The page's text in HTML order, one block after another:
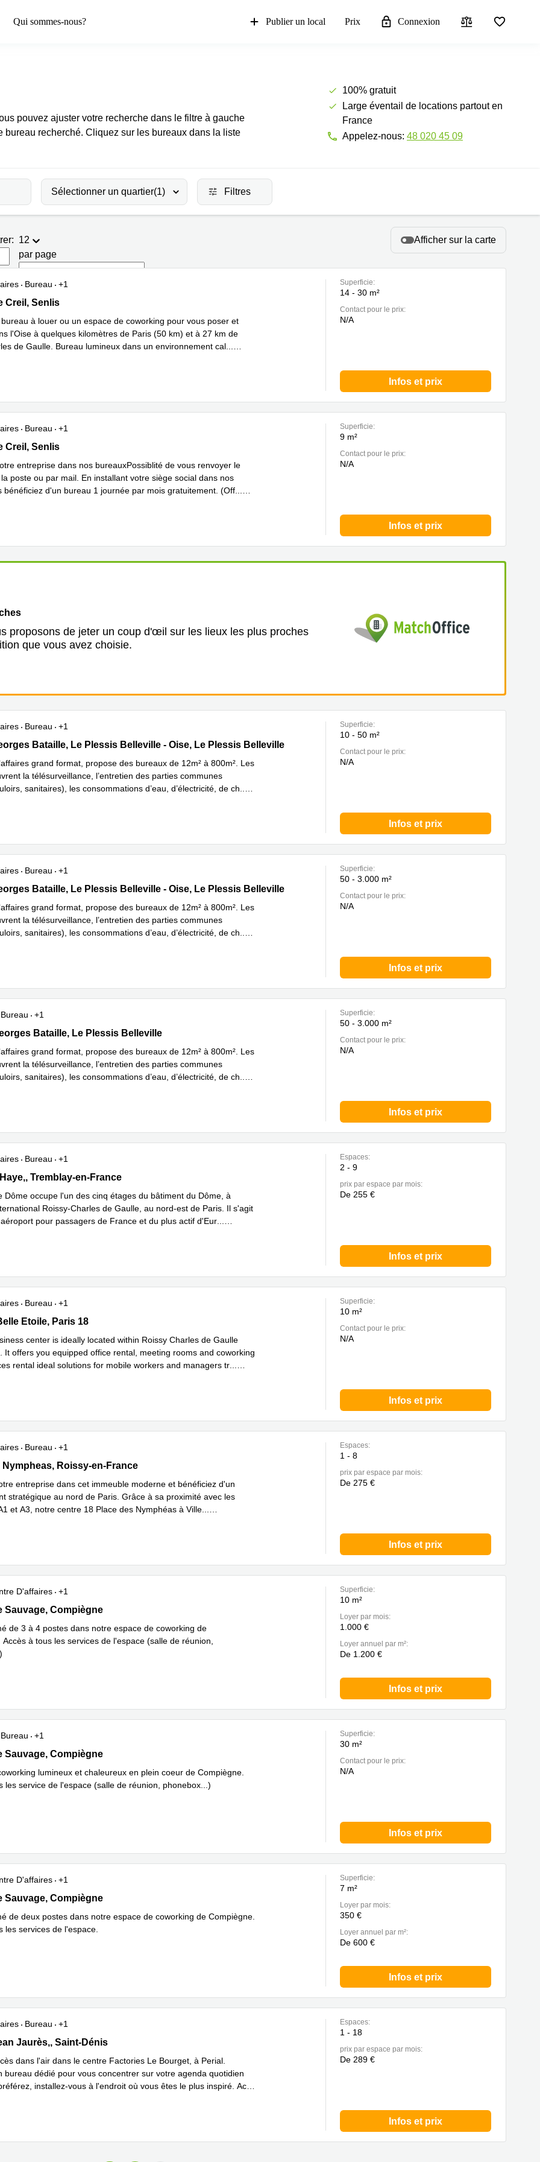
Qui sommes-nous? Publier un local Prix Connexion
pouvez ajuster votre recherche dans le filtre à gauche
recherché. Cliquez sur les bureaux dans la liste
100% gratuit
Large éventail de locations partout en
France
Appelez-nous: 48 020 45 09
Sélectionner un quartier(1) Filtres
12
par page
Afficher sur la carte
Bureau
+1
Creil, Senlis
Creil, Senlis
à louer ou un espace de coworking pour vous poser et
l'Oise à quelques kilomètres de Paris (50 km) et à 27 km de
de Gaulle. Bureau lumineux dans un environnement cal
Superficie:
14 - 30 m²
Contact pour le prix:
N/A
Infos et prix
Bureau
+1
Creil, Senlis
Creil, Senlis
entreprise dans nos bureauxPossiblité de vous renvoyer le
poste ou par mail. En installant votre siège social dans nos
bénéficiez d'un bureau 1 journée par mois gratuitement. (Off
Superficie:
9 m²
Contact pour le prix:
N/A
Infos et prix
proposons de jeter un coup d'œil sur les lieux les plus proches
que vous avez choisie.
Bureau
+1
Bataille, Le Plessis Belleville - Oise, Le Plessis Belleville
Bataille, Le Plessis Belleville - Oise, Le Plessis Belleville
grand format, propose des bureaux de 12m² à 800m². Les
la télésurveillance, l’entretien des parties communes
sanitaires), les consommations d’eau, d’électricité, de ch
Superficie:
10 - 50 m²
Contact pour le prix:
N/A
Infos et prix
Bureau
+1
Bataille, Le Plessis Belleville - Oise, Le Plessis Belleville
Bataille, Le Plessis Belleville - Oise, Le Plessis Belleville
grand format, propose des bureaux de 12m² à 800m². Les
la télésurveillance, l’entretien des parties communes
sanitaires), les consommations d’eau, d’électricité, de ch
Superficie:
50 - 3.000 m²
Contact pour le prix:
N/A
Infos et prix
Bureau
+1
Bataille, Le Plessis Belleville
Bataille, Le Plessis Belleville
grand format, propose des bureaux de 12m² à 800m². Les
la télésurveillance, l’entretien des parties communes
sanitaires), les consommations d’eau, d’électricité, de ch
Superficie:
50 - 3.000 m²
Contact pour le prix:
N/A
Infos et prix
Bureau
+1
5e étage,Le Dôme, BP 12910, Tremblay-en-France
Tremblay-en-France
Dôme occupe l'un des cinq étages du bâtiment du Dôme, à
Roissy-Charles de Gaulle, au nord-est de Paris. Il s'agit
pour passagers de France et du plus actif d'Eur
Espaces:
2 - 9
prix par espace par mois:
De 255 €
Infos et prix
Bureau
+1
Belle Etoile, Paris 18
Etoile, Paris 18
center is ideally located within Roissy Charles de Gaulle
It offers you equipped office rental, meeting rooms and coworking
rental ideal solutions for mobile workers and managers tr
Superficie:
10 m²
Contact pour le prix:
N/A
Infos et prix
Bureau
+1
Nympheas, Roissy-en-France
Nympheas, Roissy-en-France
entreprise dans cet immeuble moderne et bénéficiez d'un
stratégique au nord de Paris. Grâce à sa proximité avec les
et A3, notre centre 18 Place des Nymphéas à Ville
Espaces:
1 - 8
prix par espace par mois:
De 275 €
Infos et prix
D'affaires
+1
2, Compiègne
Sauvage, Compiègne
de 3 à 4 postes dans notre espace de coworking de
à tous les services de l'espace (salle de réunion,
Superficie:
10 m²
Loyer par mois:
1.000 €
Loyer annuel par m²:
De 1.200 €
Infos et prix
Bureau
+1
2, Compiègne
Sauvage, Compiègne
lumineux et chaleureux en plein coeur de Compiègne.
les service de l'espace (salle de réunion, phonebox...)
Superficie:
30 m²
Contact pour le prix:
N/A
Infos et prix
D'affaires
+1
2, Compiègne
Sauvage, Compiègne
de deux postes dans notre espace de coworking de Compiègne.
les services de l'espace.
Superficie:
7 m²
Loyer par mois:
350 €
Loyer annuel par m²:
De 600 €
Infos et prix
Bureau
+1
Jaurès,2nd floor, Saint-Dénis
Jaurès,, Saint-Dénis
dans l'air dans le centre Factories Le Bourget, à Perial.
bureau dédié pour vous concentrer sur votre agenda quotidien
installez-vous à l'endroit où vous êtes le plus inspiré. Ac
Espaces:
1 - 18
prix par espace par mois:
De 289 €
Infos et prix